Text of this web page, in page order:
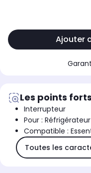
Ajouter
Les points
Interrupteur
Pour : Réfrigérateur
Compatible :
Toutes les